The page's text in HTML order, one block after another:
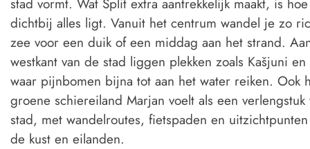
dichtbij alles ligt. Vanuit het centrum wandel je zo
zee voor een duik of een middag aan het strand.
westkant van de stad liggen plekken zoals Kašjuni en
waar pijnbomen bijna tot aan het water reiken. Ook
groene schiereiland Marjan voelt als een verlengstuk
stad, met wandelroutes, fietspaden en
de kust en eilanden.